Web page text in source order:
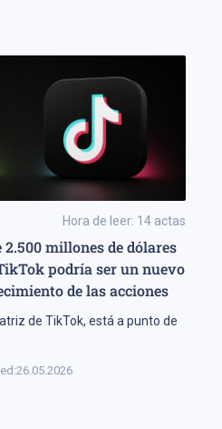
Hora de leer: 14 actas
millones de dólares
podría ser un nuevo
de las acciones
de TikTok, está a punto de
26.05.2026